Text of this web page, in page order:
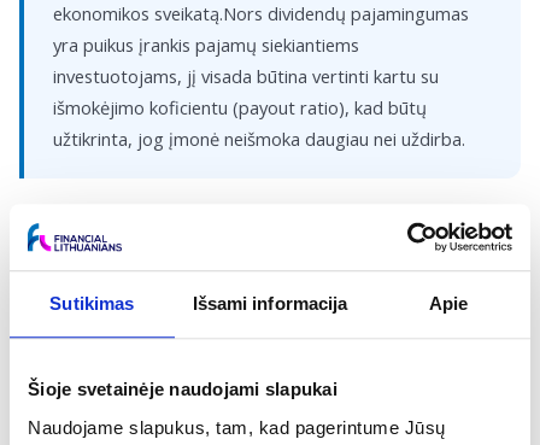
Sutikimas Išsami informacija Apie
Šioje svetainėje naudojami slapukai
Naudojame slapukus, tam, kad pagerintume Jūsų
ekonomikos sveikatą.Nors dividendų pajamingumas
yra puikus įrankis pajamų siekiantiems
investuotojams, jį visada būtina vertinti kartu su
išmokėjimo koficientu (payout ratio), kad būtų
užtikrinta, jog įmonė neišmoka daugiau nei uždirba.
Kaip apskaičiuojamas dividendų
pajamingumas?
Dividendų pajamingumas apskaičiuojamas metinę dividendų
sumą, tenkančią vienai akcijai, padalijus iš dabartinės akcijos
suprasti, kad šis rodiklis nuolat kinta kartu su akcijų biržos